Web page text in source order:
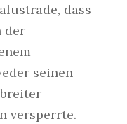
dass
der
seinen
versperrte.